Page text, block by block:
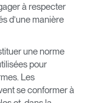
à respecter
d’une manière
une norme
pour
Les
se conformer à